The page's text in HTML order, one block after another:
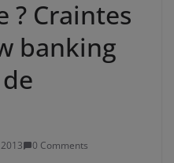
? Craintes
banking
0 Comments